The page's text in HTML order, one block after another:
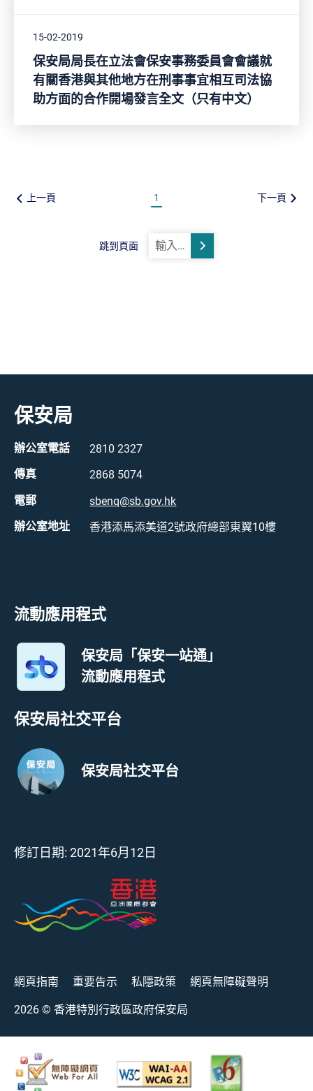
15-02-2019
保安局局長在立法會保安事務委員會會議就
有關香港與其他地方在刑事事宜相互司法協
助方面的合作開場發言全文（只有中文）
上一頁 1 下一頁
跳到頁面
跳轉
保安局
辦公室電話 2810 2327
傳真 2868 5074
電郵 sbenq@sb.gov.hk
辦公室地址 香港添馬添美道2號政府總部東翼10樓
流動應用程式
保安局「保安一站通」
流動應用程式
保安局社交平台
保安局社交平台
修訂日期:2021年6月12日
網頁指南 重要告示 私隱政策 網頁無障礙聲明
2026 © 香港特別行政區政府保安局